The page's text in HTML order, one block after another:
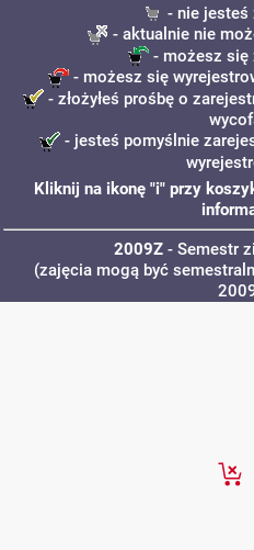
- nie jesteś
- aktualnie nie
- możesz się
- możesz się
- złożyłeś prośbę o
- jesteś pomyślnie
Kliknij na ikonę "i" przy
2009Z - Semestr
(zajęcia mogą być